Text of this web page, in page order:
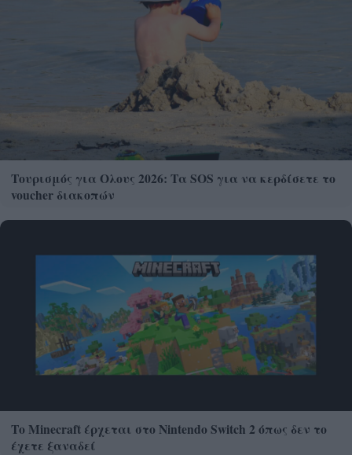
Τουρισμός για Ολους 2026: Τα SOS για να κερδίσετε το
voucher διακοπών
Το Minecraft έρχεται στο Nintendo Switch 2 όπως δεν το
έχετε ξαναδεί